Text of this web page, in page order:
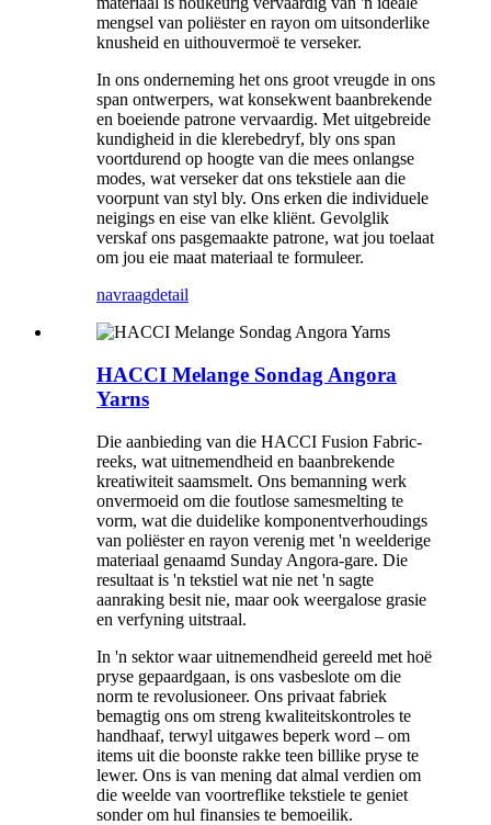
mengsel van poliëster en rayon om uitsonderlike
knusheid en uithouvermoë te verseker.
In ons onderneming het ons groot vreugde in ons
span ontwerpers, wat konsekwent baanbrekende
en boeiende patrone vervaardig. Met uitgebreide
kundigheid in die klerebedryf, bly ons span
voortdurend op hoogte van die mees onlangse
modes, wat verseker dat ons tekstiele aan die
voorpunt van styl bly. Ons erken die individuele
neigings en eise van elke kliënt. Gevolglik
verskaf ons pasgemaakte patrone, wat jou toelaat
om jou eie maat materiaal te formuleer.
navraagdetail
HACCI Melange Sondag Angora
Yarns
Die aanbieding van die HACCI Fusion Fabric-
reeks, wat uitnemendheid en baanbrekende
kreatiwiteit saamsmelt. Ons bemanning werk
onvermoeid om die foutlose samesmelting te
vorm, wat die duidelike komponentverhoudings
van poliëster en rayon verenig met 'n weelderige
materiaal genaamd Sunday Angora-gare. Die
resultaat is 'n tekstiel wat nie net 'n sagte
aanraking besit nie, maar ook weergalose grasie
en verfyning uitstraal.
In 'n sektor waar uitnemendheid gereeld met hoë
pryse gepaardgaan, is ons vasbeslote om die
norm te revolusioneer. Ons privaat fabriek
bemagtig ons om streng kwaliteitskontroles te
handhaaf, terwyl uitgawes beperk word – om
items uit die boonste rakke teen billike pryse te
lewer. Ons is van mening dat almal verdien om
die weelde van voortreflike tekstiele te geniet
sonder om hul finansies te bemoeilik.